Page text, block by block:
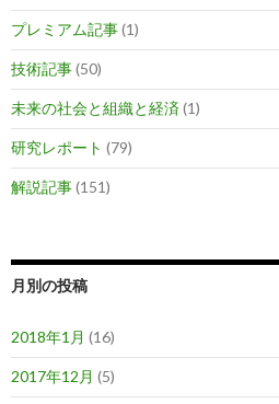
プレミアム記事(1)
技術記事(50)
未来の社会と組織と経済(1)
研究レポート (79)
解説記事(151)
月別の投稿
2018年1月 (16)
2017年12月 (5)